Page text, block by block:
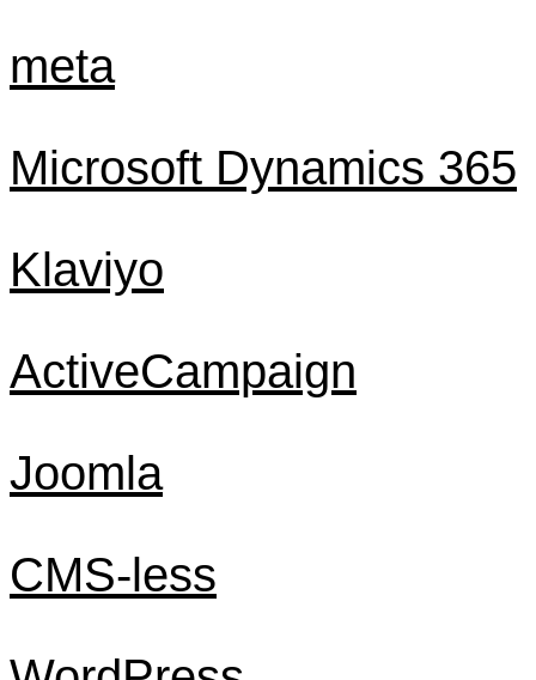
meta
Microsoft Dynamics 365
Klaviyo
ActiveCampaign
Joomla
CMS-less